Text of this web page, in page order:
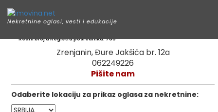
Redni broj u Registru posrednika: 785
Zrenjanin, Đure Jakšića br. 12a
062249226
Pišite nam
Odaberite lokaciju za prikaz oglasa za nekretnine:
Nekretnine oglasi, vesti i edukacije